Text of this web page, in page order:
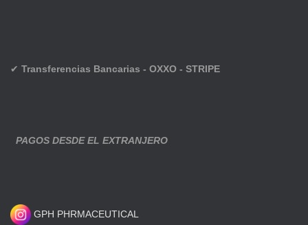
✔ Transferencias Bancarias - OXXO - STRIPE
PAGOS DESDE EL EXTRANJERO
GPH PHRMACEUTICAL